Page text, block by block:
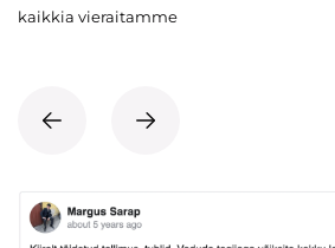
kaikkia vieraitamme